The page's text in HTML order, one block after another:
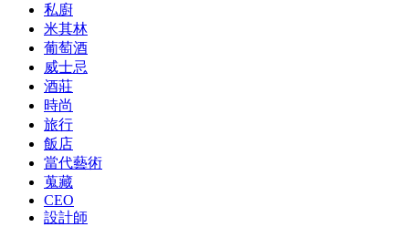
私廚
米其林
葡萄酒
威士忌
酒莊
時尚
旅行
飯店
當代藝術
蒐藏
CEO
設計師